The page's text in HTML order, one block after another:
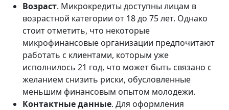
Возраст. Микрокредиты доступны лицам в
возрастной категории от 18 до 75 лет. Однако
стоит отметить, что некоторые
микрофинансовые организации предпочитают
работать с клиентами, которым уже
исполнилось 21 год, что может быть связано с
желанием снизить риски, обусловленные
меньшим финансовым опытом молодежи.
Контактные данные. Для оформления